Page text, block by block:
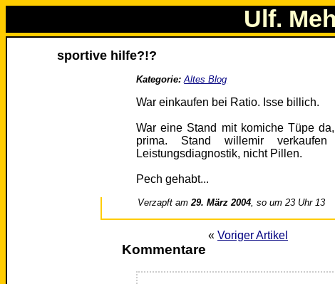
Ulf.
sportive hilfe?!?
Kategorie: Altes Blog
War einkaufen bei Ratio. Isse billich.
War eine Stand mit komiche Tüpe
prima. Stand willemir verkaufen
Leistungsdiagnostik, nicht Pillen.
Pech gehabt...
Verzapft am29. März 2004, so um 23 Uhr 13
« Voriger Artikel
Kommentare